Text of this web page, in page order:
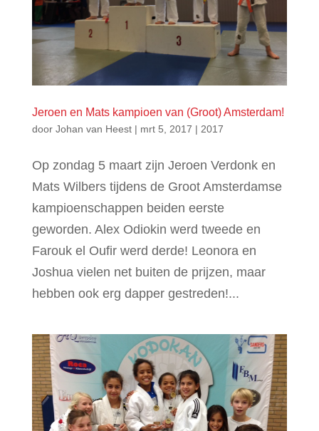
Jeroen en Mats kampioen van (Groot) Amsterdam!
door Johan van Heest| mrt 5, 2017 | 2017
Op zondag 5 maart zijn Jeroen Verdonk en
Mats Wilbers tijdens de Groot Amsterdamse
kampioenschappen beiden eerste
geworden. Alex Odiokin werd tweede en
Farouk el Oufir werd derde! Leonora en
Joshua vielen net buiten de prijzen, maar
hebben ook erg dapper gestreden!...